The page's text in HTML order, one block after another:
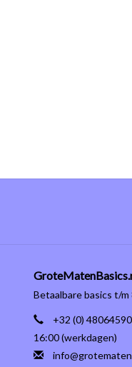
Betaalbare basics t/m
+32 (0)
16:00 (werkdagen)